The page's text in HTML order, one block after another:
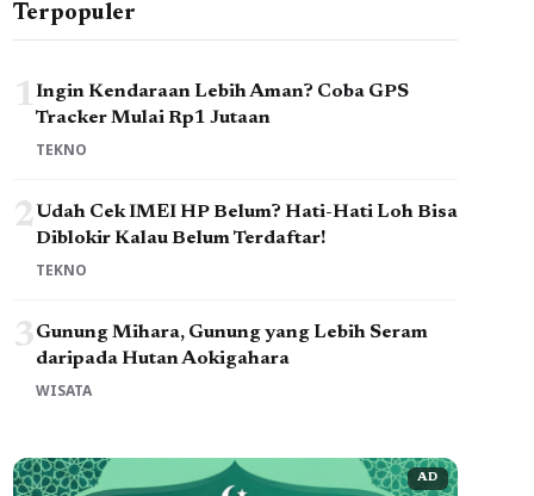
Terpopuler
1Ingin Kendaraan Lebih Aman? Coba GPS
Tracker Mulai Rp1 Jutaan
TEKNO
2Udah Cek IMEI HP Belum? Hati-Hati Loh Bisa
Diblokir Kalau Belum Terdaftar!
TEKNO
3Gunung Mihara, Gunung yang Lebih Seram
daripada Hutan Aokigahara
WISATA
AD